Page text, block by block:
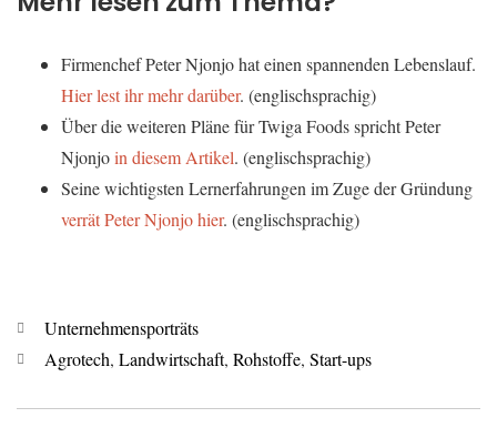
Firmenchef Peter Njonjo hat einen spannenden Lebenslauf.
Hier lest ihr mehr darüber. (englischsprachig)
Über die weiteren Pläne für Twiga Foods spricht Peter
Njonjoin diesem Artikel. (englischsprachig)
Seine wichtigsten Lernerfahrungen im Zuge der Gründung
verrät Peter Njonjo hier. (englischsprachig)
Kategorien
Unternehmensporträts
Schlagwörter
Agrotech, Landwirtschaft, Rohstoffe, Start-ups